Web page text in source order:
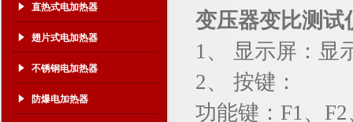
直热式电加热器
翅片式电加热器
不锈钢电加热器
防爆电加热器
变压器变比测试
1、 显示屏：显
2、 按键：
功能键：F1、